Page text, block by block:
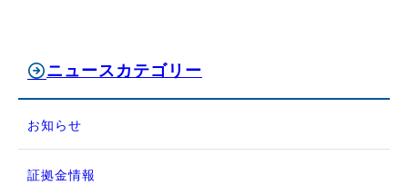
ニュースカテゴリー
お知らせ
証拠金情報